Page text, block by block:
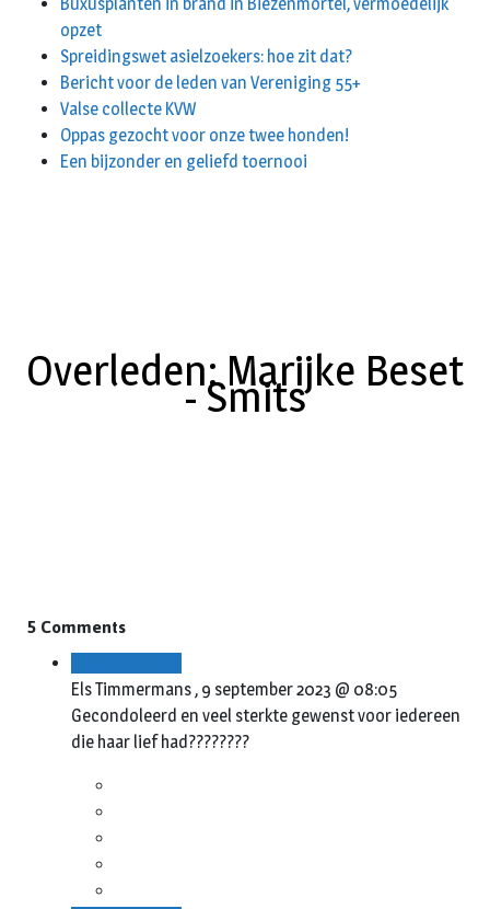
opzet
Spreidingswet asielzoekers: hoe zit dat?
Bericht voor de leden van Vereniging 55+
Valse collecte KVW
Oppas gezocht voor onze twee honden!
Een bijzonder en geliefd toernooi
Overleden: Marijke Beset
- Smits
5 Comments
Els Timmermans , 9 september 2023 @ 08:05
Gecondoleerd en veel sterkte gewenst voor iedereen
die haar lief had????????